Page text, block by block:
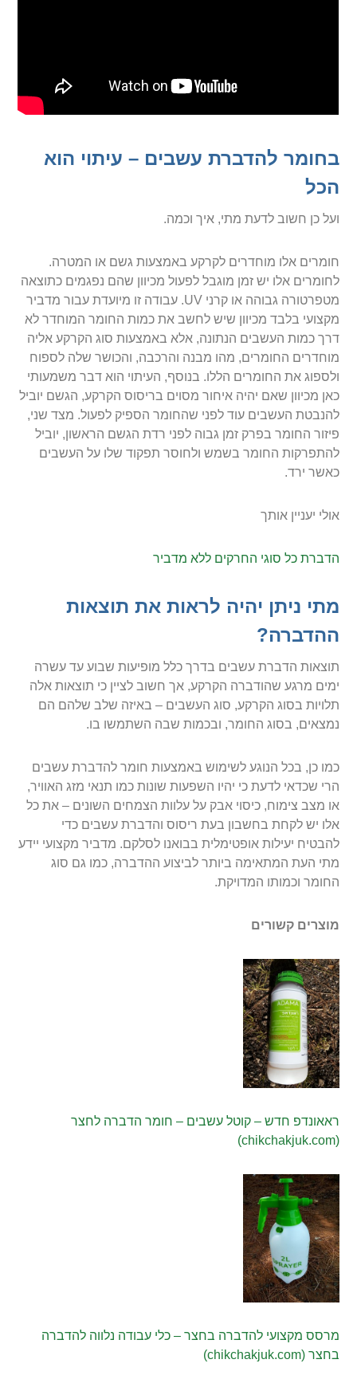
בחומר להדברת עשבים – עיתוי הוא
הכל
ועל כן חשוב לדעת מתי, איך וכמה.
חומרים אלו מוחדרים לקרקע באמצעות גשם או המטרה.
לחומרים אלו יש זמן מוגבל לפעול מכיוון שהם נפגמים כתוצאה
מטפרטורה גבוהה או קרני UV. עבודה זו מיועדת עבור מדביר
מקצועי בלבד מכיוון שיש לחשב את כמות החומר המוחדר לא
דרך כמות העשבים הנתונה, אלא באמצעות סוג הקרקע אליה
מוחדרים החומרים, מהו מבנה והרכבה, והכושר שלה לספוח
ולספוג את החומרים הללו. בנוסף, העיתוי הוא דבר משמעותי
כאן מכיוון שאם יהיה איחור מסוים בריסוס הקרקע, הגשם יוביל
להנבטת העשבים עוד לפני שהחומר הספיק לפעול. מצד שני,
פיזור החומר בפרק זמן גבוה לפני רדת הגשם הראשון, יוביל
להתפרקות החומר בשמש ולחוסר תפקוד שלו על העשבים
כאשר ירד.
אולי יעניין אותך
הדברת כל סוגי החרקים ללא מדביר
מתי ניתן יהיה לראות את תוצאות
ההדברה?
תוצאות הדברת עשבים בדרך כלל מופיעות שבוע עד עשרה
ימים מרגע שהודברה הקרקע, אך חשוב לציין כי תוצאות אלה
תלויות בסוג הקרקע, סוג העשבים – באיזה שלב שלהם הם
נמצאים, בסוג החומר, ובכמות שבה השתמשו בו.
כמו כן, בכל הנוגע לשימוש באמצעות חומר להדברת עשבים
הרי שכדאי לדעת כי יהיו השפעות שונות כמו תנאי מזג האוויר,
או מצב צימוח, כיסוי אבק על עלוות הצמחים השונים – את כל
אלו יש לקחת בחשבון בעת ריסוס והדברת עשבים כדי
להבטיח יעילות אופטימלית בבואנו לסלקם. מדביר מקצועי יידע
מתי העת המתאימה ביותר לביצוע ההדברה, כמו גם סוג
החומר וכמותו המדויקת.
מוצרים קשורים
ראאונדפ חדש – קוטל עשבים – חומר הדברה לחצר
(chikchakjuk.com)
מרסס מקצועי להדברה בחצר – כלי עבודה נלווה להדברה
בחצר (chikchakjuk.com)